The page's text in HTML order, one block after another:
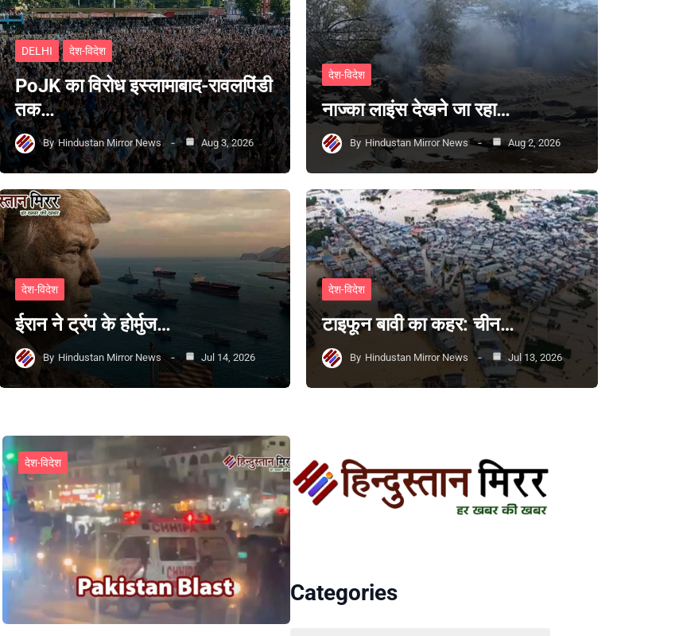
DELHI देश-विदेश
PoJK का विरोध इस्लामाबाद-रावलपिंडी
तक…
By Hindustan Mirror News Aug 3, 2026
देश-विदेश
नाज्का लाइंस देखने जा रहा…
By Hindustan Mirror News Aug 2, 2026
देश-विदेश
ईरान ने ट्रंप के होर्मुज…
By Hindustan Mirror News Jul 14, 2026
देश-विदेश
टाइफून बावी का कहर: चीन…
By Hindustan Mirror News Jul 13, 2026
देश-विदेश
Categories